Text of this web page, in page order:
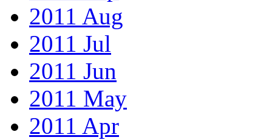
2011 Aug
2011 Jul
2011 Jun
2011 May
2011 Apr